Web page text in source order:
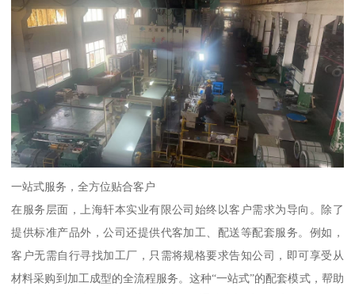
一站式服务，全方位贴合客户
在服务层面，上海轩本实业有限公司始终以客户需求为导向。除了
提供标准产品外，公司还提供代客加工、配送等配套服务。例如，
客户无需自行寻找加工厂，只需将规格要求告知公司，即可享受从
材料采购到加工成型的全流程服务。这种“一站式”的配套模式，帮助